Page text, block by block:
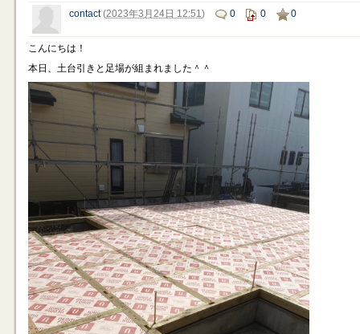
contact(2023年3月24日 12:51) 0 0 0
こんにちは！
本日、土台引きと足場が組まれました＾＾